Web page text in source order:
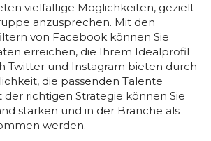
vielfältige Möglichkeiten, gezielt
anzusprechen. Mit den
von Facebook können Sie
erreichen, die Ihrem Idealprofil
Twitter und Instagram bieten durch
die passenden Talente
der richtigen Strategie können Sie
stärken und in der Branche als
werden.